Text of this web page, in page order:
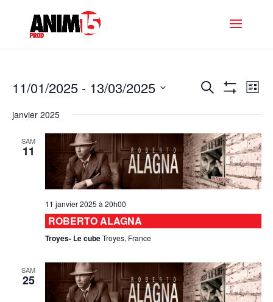
de
vues
Recherche
Filtres
de
Liste
11/01/2025 - 13/03/2025
une
date.
janvier 2025
SAM
11
11 janvier 2025 à 20h00
ROBERTO ALAGNA
Troyes- Le cubeTroyes, France
SAM
25